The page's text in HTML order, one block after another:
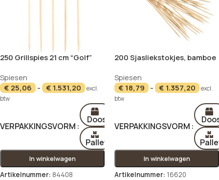
250 Grillspies 21 cm “Golf”
Spiesen
€ 25,06 - € 1.531,20
excl.
btw
VERPAKKINGSVORM
Doos
Pallet
In winkelwagen
Artikelnummer: 84408
200 Sjasliekstokjes, bamboe
Spiesen
€ 18,79 - € 1.357,20
excl.
btw
VERPAKKINGSVORM
In winkelwagen
Artikelnummer: 16620